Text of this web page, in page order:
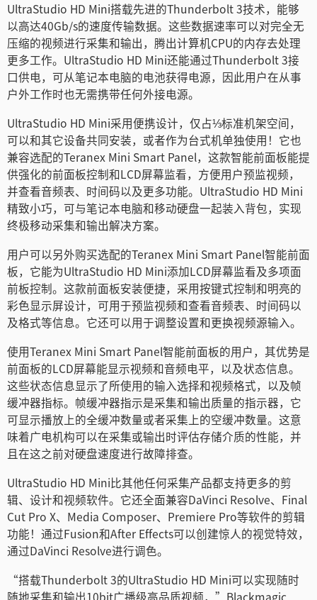
UltraStudio HD Mini搭载先进的Thunderbolt 3技术，能够
以高达40Gb/s的速度传输数据。这些数据速率可以对完全无
压缩的视频进行采集和输出，腾出计算机CPU的内存去处理
更多工作。UltraStudio HD Mini还能通过Thunderbolt 3接
口供电，可从笔记本电脑的电池获得电源，因此用户在从事
户外工作时也无需携带任何外接电源。
UltraStudio HD Mini采用便携设计，仅占⅓标准机架空间，
可以和其它设备共同安装，或者作为台式机单独使用！它也
兼容选配的Teranex Mini Smart Panel，这款智能前面板能提
供强化的前面板控制和LCD屏幕监看，方便用户预监视频，
并查看音频表、时间码以及更多功能。UltraStudio HD Mini
精致小巧，可与笔记本电脑和移动硬盘一起装入背包，实现
终极移动采集和输出解决方案。
用户可以另外购买选配的Teranex Mini Smart Panel智能前面
板，它能为UltraStudio HD Mini添加LCD屏幕监看及多项面
前板控制。这款前面板安装便捷，采用按键式控制和明亮的
彩色显示屏设计，可用于预监视频和查看音频表、时间码以
及格式等信息。它还可以用于调整设置和更换视频源输入。
使用Teranex Mini Smart Panel智能前面板的用户，其优势是
前面板的LCD屏幕能显示视频和音频电平，以及状态信息。
这些状态信息显示了所使用的输入选择和视频格式，以及帧
缓冲器指标。帧缓冲器指示是采集和输出质量的指示器，它
可显示播放上的全缓冲数量或者采集上的空缓冲数量。这意
味着广电机构可以在采集或输出时评估存储介质的性能，并
且在这之前对硬盘速度进行故障排查。
UltraStudio HD Mini比其他任何采集产品都支持更多的剪
辑、设计和视频软件。它还全面兼容DaVinci Resolve、Final
Cut Pro X、Media Composer、Premiere Pro等软件的剪辑
功能！通过Fusion和After Effects可以创建惊人的视觉特效，
通过DaVinci Resolve进行调色。
“搭载Thunderbolt 3的UltraStudio HD Mini可以实现随时